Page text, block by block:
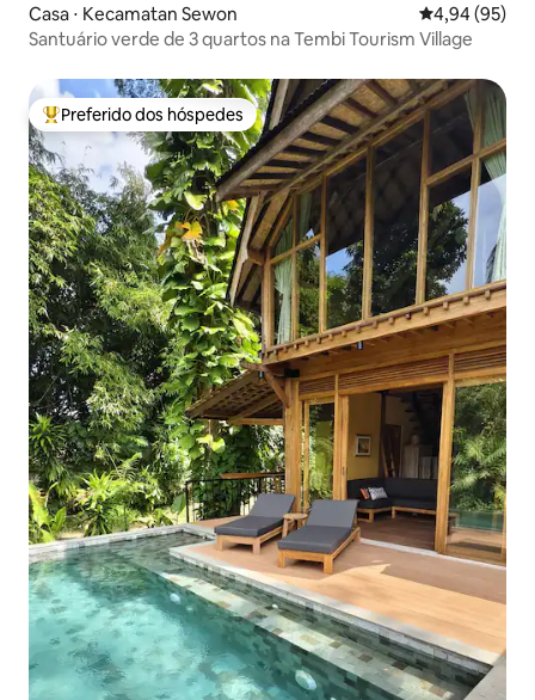
Casa ⋅ Kecamatan Sewon 4,94 de uma
4,94 (95)
Santuário verde de 3 quartos na Tembi Tourism Village
Entre os melhores preferidos dos hóspedes
Preferido dos hóspedes